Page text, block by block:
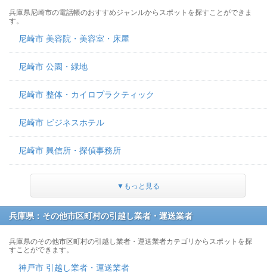
兵庫県尼崎市の電話帳のおすすめジャンルからスポットを探すことができま
す。
尼崎市 美容院・美容室・床屋
尼崎市 公園・緑地
尼崎市 整体・カイロプラクティック
尼崎市 ビジネスホテル
尼崎市 興信所・探偵事務所
▼もっと見る
兵庫県：その他市区町村の引越し業者・運送業者
兵庫県のその他市区町村の引越し業者・運送業者カテゴリからスポットを探
すことができます。
神戸市 引越し業者・運送業者